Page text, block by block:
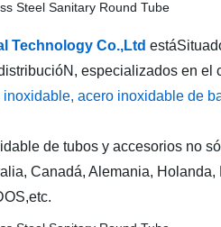
Technology Co.,Ltd
especializados en el
acero inoxidable de
de tubos y accesorios no
Canadá, Alemania,